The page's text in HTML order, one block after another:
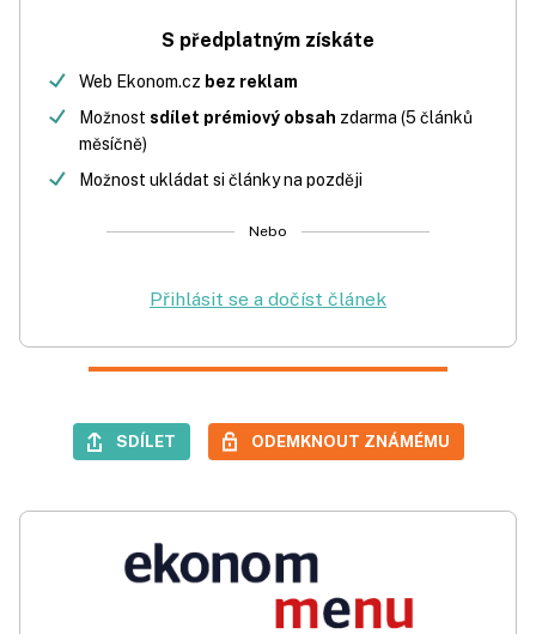
S předplatným získáte
Web Ekonom.cz bez reklam
Možnost sdílet prémiový obsah zdarma (5 článků
měsíčně)
Možnost ukládat si články na později
Nebo
Přihlásit se a dočíst článek
SDÍLET ODEMKNOUT ZNÁMÉMU